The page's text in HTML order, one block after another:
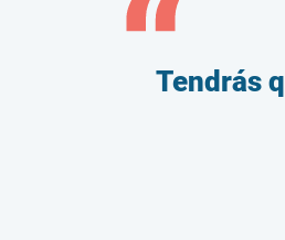
Tendrás